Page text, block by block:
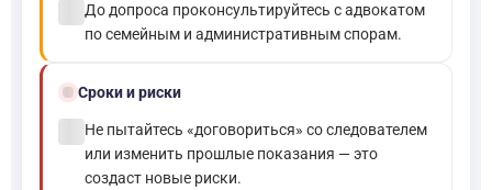
До допроса проконсультируйтесь с адвокатом
по семейным и административным спорам.
schedule Сроки и риски
Не пытайтесь «договориться» со следователем
или изменить прошлые показания — это
создаст новые риски.